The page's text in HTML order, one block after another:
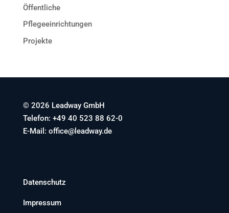
Öffentliche
Pflegeeinrichtungen
Projekte
© 2026 Leadway GmbH
Telefon: +49 40 523 88 62-0
E-Mail: office@leadway.de
Datenschutz
Impressum